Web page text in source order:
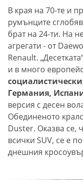
В края на 70-те и
румънците
брат на 24-ти. На
агрегати - от
Renault.
и в много
Германия,
версия с десен
Обединеното
Duster. Оказва се,
всички SUV, се е
днешния